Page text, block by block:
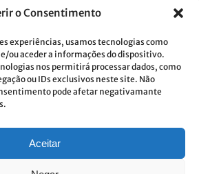
o Consentimento
experiências, usamos tecnologias como
ou aceder a informações do dispositivo.
nos permitirá processar dados, como
ou IDs exclusivos neste site. Não
pode afetar negativamante
Aceitar
ao tratamento de dados e aceito a
com a implementação do RGPD. Para
Política de Privacidade.